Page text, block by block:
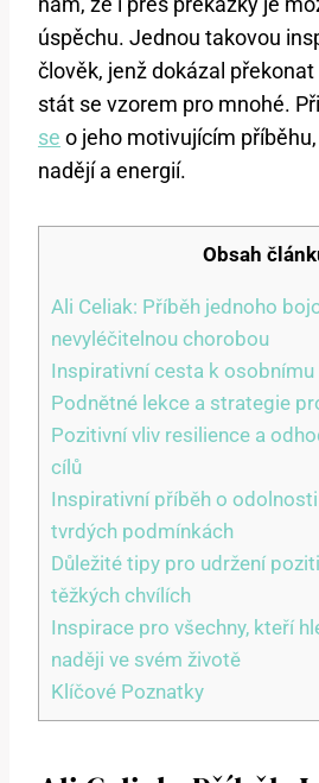
úspěchu. Jednou takovou
člověk, jenž dokázal
stát se vzorem pro mnohé.
se o jeho motivujícím
nadějí a energií.
Obsah
Ali Celiak: Příběh jednoho
nevyléčitelnou chorobou
Inspirativní cesta k
Podnětné lekce a strategie
Pozitivní vliv resilience a
cílů
Inspirativní příběh o
tvrdých podmínkách
Důležité tipy pro udržení
těžkých chvílích
Inspirace pro všechny, kteří
naději ve svém životě
Klíčové Poznatky